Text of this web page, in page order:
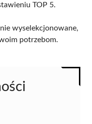
TOP 5.
wyselekcjonowane,
potrzebom.